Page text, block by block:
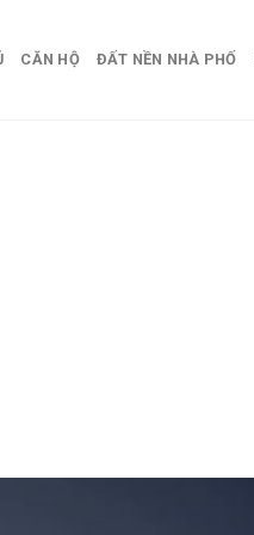
CĂN HỘ ĐẤT NỀN NHÀ PHỐ